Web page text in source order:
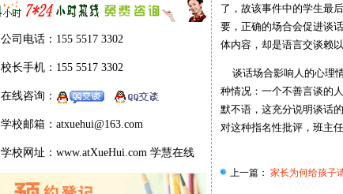
公司电话：155 5517 3302
校长手机：155 5517 3302
在线咨询：
学校邮箱：atxuehui@163.com
学校网址：www.atXueHui.com 学慧在线
了，故该事件中的学生最
要，正确的场合会促进谈
体内容，却是语言交谈赖
谈话场合影响人的心理
种情况：一个不善言谈的
默不语，这充分说明谈话
对这种指名性批评，班主
上一篇： 家长为何给孩子